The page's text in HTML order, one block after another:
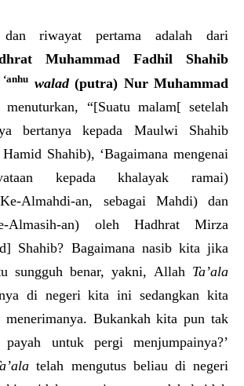
riwayat pertama adalah dari
Muhammad Fadhil Shahib
walad (putra) Nur Muhammad
menuturkan, “[Suatu malam[ setelah
bertanya kepada Maulwi Shahib
Shahib), ‘Bagaimana mengenai
kepada khalayak ramai)
Almahdi-an, sebagai Mahdi) dan
Almasih-an) oleh Hadhrat Mirza
Shahib? Bagaimana nasib kita jika
sungguh benar, yakni, Allah Ta’ala
di negeri kita ini sedangkan kita
Bukankah kita pun tak
payah untuk pergi menjumpainya?’
telah mengutus beliau di negeri